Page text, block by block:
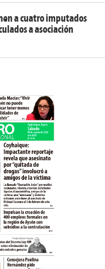
a cuatro imputados
a asociación